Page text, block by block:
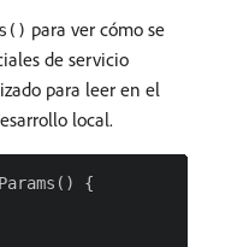
para ver cómo se
de servicio
para leer en el
local.
{